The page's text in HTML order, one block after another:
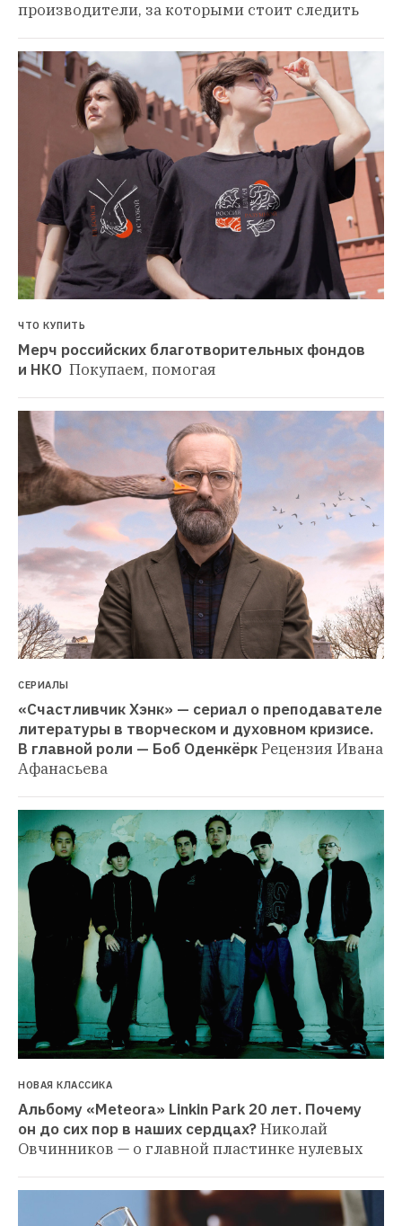
производители, за которыми стоит следить
ЧТО КУПИТЬ
Мерч российских благотворительных фондов
и НКО Покупаем, помогая
СЕРИАЛЫ
«Счастливчик Хэнк» — сериал о преподавателе
литературы в творческом и духовном кризисе.
В главной роли — Боб ОденкёркРецензия Ивана
Афанасьева
НОВАЯ КЛАССИКА
Альбому «Meteora» Linkin Park 20 лет. Почему
он до сих пор в наших сердцах?Николай
Овчинников — о главной пластинке нулевых